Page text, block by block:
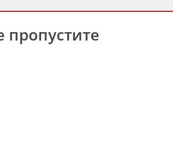
пропустите